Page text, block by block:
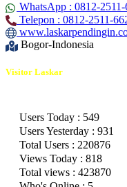
WhatsApp : 0812-
Telepon : 0812-2511-
Bogor-Indonesia
Visitor Laskar
Users Today : 549
Users Yesterday : 931
Total Users : 220876
Views Today : 818
Total views : 423870